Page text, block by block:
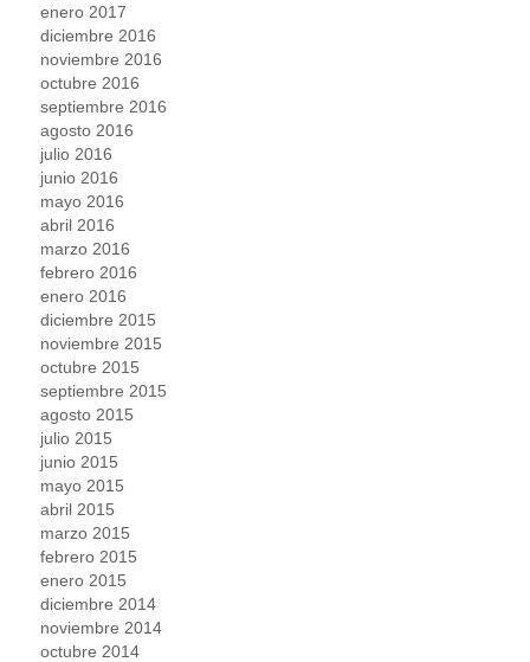
enero 2017
diciembre 2016
noviembre 2016
octubre 2016
septiembre 2016
agosto 2016
julio 2016
junio 2016
mayo 2016
abril 2016
marzo 2016
febrero 2016
enero 2016
diciembre 2015
noviembre 2015
octubre 2015
septiembre 2015
agosto 2015
julio 2015
junio 2015
mayo 2015
abril 2015
marzo 2015
febrero 2015
enero 2015
diciembre 2014
noviembre 2014
octubre 2014